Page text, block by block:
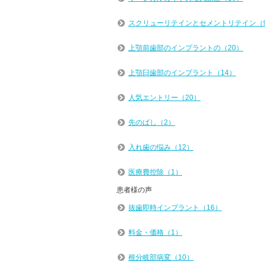
スクリューリテインとセメントリテイン（
上顎前歯部のインプラントの（20）
上顎臼歯部のインプラント（14）
人気エントリー（20）
先のばし（2）
入れ歯の悩み（12）
医療費控除（1）
患者様の声
抜歯即時インプラント（16）
料金・価格（1）
根分岐部病変（10）